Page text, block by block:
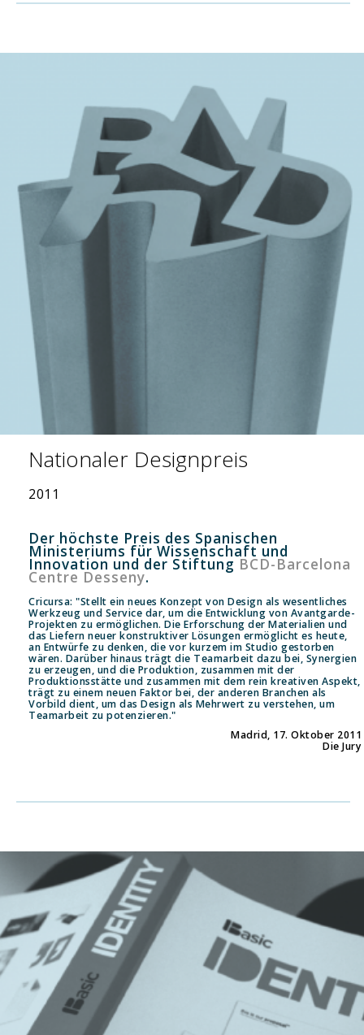
Nationaler Designpreis
2011
Der höchste Preis des Spanischen
Ministeriums für Wissenschaft und
Innovation und der Stiftung BCD-Barcelona
Centre Desseny.
Cricursa: "Stellt ein neues Konzept von Design als wesentliches
Werkzeug und Service dar, um die Entwicklung von Avantgarde-
Projekten zu ermöglichen. Die Erforschung der Materialien und
das Liefern neuer konstruktiver Lösungen ermöglicht es heute,
an Entwürfe zu denken, die vor kurzem im Studio gestorben
wären. Darüber hinaus trägt die Teamarbeit dazu bei, Synergien
zu erzeugen, und die Produktion, zusammen mit der
Produktionsstätte und zusammen mit dem rein kreativen Aspekt,
trägt zu einem neuen Faktor bei, der anderen Branchen als
Vorbild dient, um das Design als Mehrwert zu verstehen, um
Teamarbeit zu potenzieren."
Madrid, 17. Oktober 2011
Die Jury